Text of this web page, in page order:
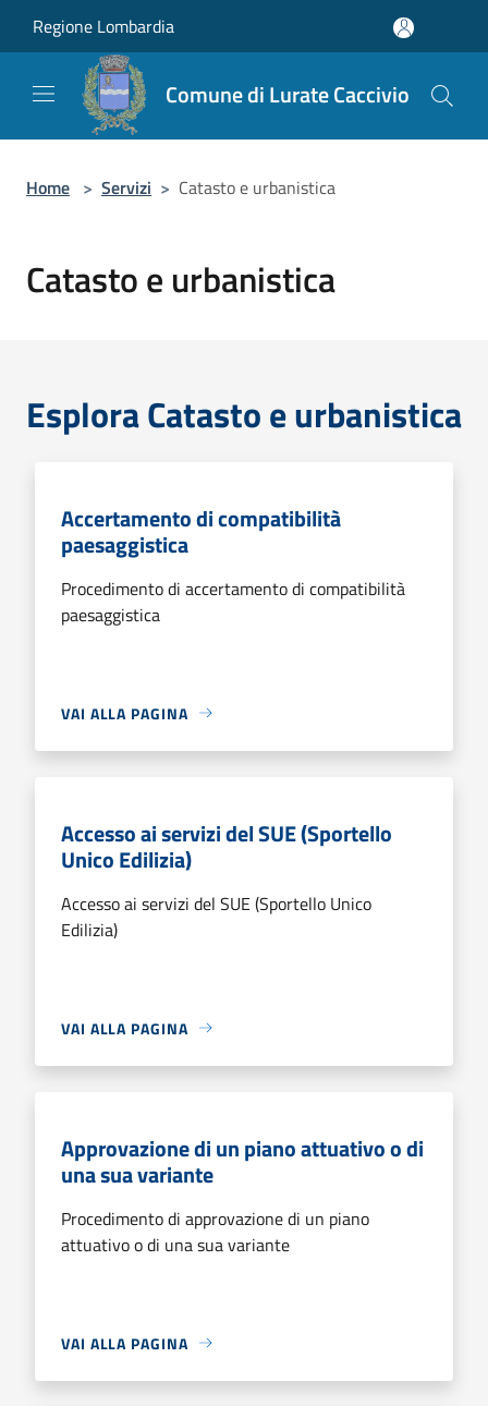
Regione Lombardia
Comune di Lurate Caccivio
Home > Servizi > Catasto e urbanistica
Catasto e urbanistica
Esplora Catasto e urbanistica
Accertamento di compatibilità
paesaggistica
Procedimento di accertamento di compatibilità
paesaggistica
VAI ALLA PAGINA
Accesso ai servizi del SUE (Sportello
Unico Edilizia)
Accesso ai servizi del SUE (Sportello Unico
Edilizia)
VAI ALLA PAGINA
Approvazione di un piano attuativo o di
una sua variante
Procedimento di approvazione di un piano
attuativo o di una sua variante
VAI ALLA PAGINA